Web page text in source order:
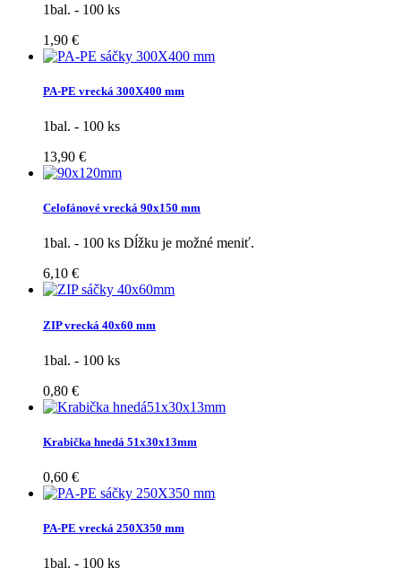
1bal. - 100 ks
1,90 €
PA-PE vrecká 300X400 mm
1bal. - 100 ks
13,90 €
Celofánové vrecká 90x150 mm
1bal. - 100 ks Dĺžku je možné meniť.
6,10 €
ZIP vrecká 40x60 mm
1bal. - 100 ks
0,80 €
Krabička hnedá 51x30x13mm
0,60 €
PA-PE vrecká 250X350 mm
1bal. - 100 ks